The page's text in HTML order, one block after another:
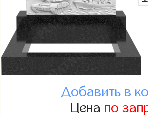
Добавить в
Цена по